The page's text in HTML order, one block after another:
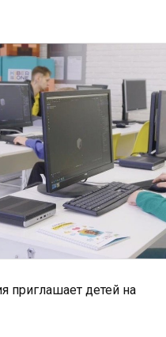
приглашает детей на